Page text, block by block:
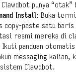
Clawdbot punya
Install: Buka
copy-paste satu
resmi mereka di
Ikuti panduan
messaging kalian,
Clawdbot.